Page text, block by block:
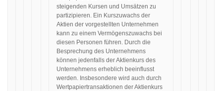
steigenden Kursen und Umsätzen zu
partizipieren. Ein Kurszuwachs der
Aktien der vorgestellten Unternehmen
kann zu einem Vermögenszuwachs bei
diesen Personen führen. Durch die
Besprechung des Unternehmens
können jedenfalls der Aktienkurs des
Unternehmens erheblich beeinflusst
werden. Insbesondere wird auch durch
Wertpapiertransaktionen der Aktienkurs